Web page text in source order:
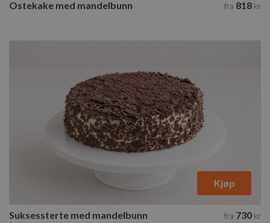
Ostekake med mandelbunn fra 818 kr
Kjøp
Suksessterte med mandelbunn fra 730 kr